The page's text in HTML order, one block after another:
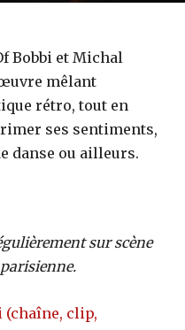
Bobbi et Michal
mêlant
rétro, tout en
ses sentiments,
danse ou ailleurs.
sur scène
(chaîne, clip,